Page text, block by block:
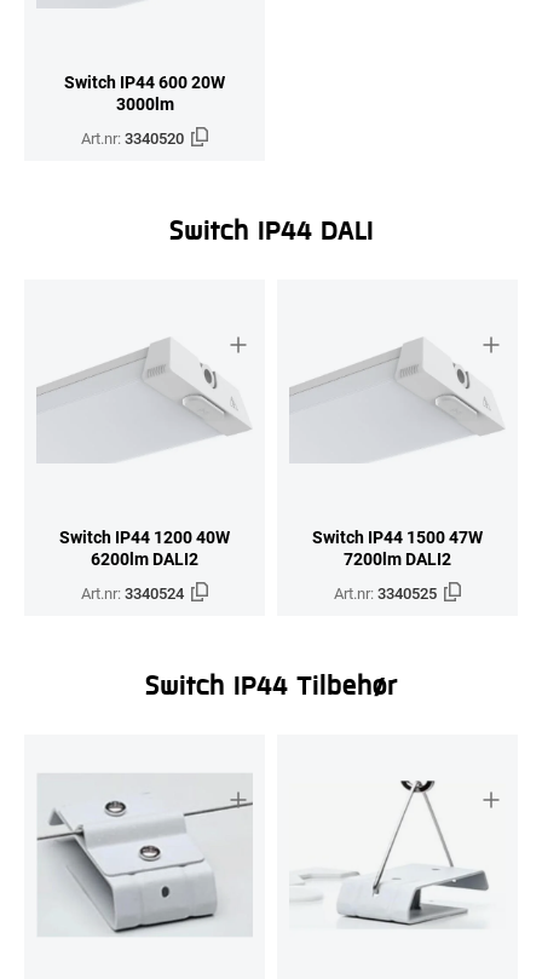
Switch IP44 600 20W
3000lm
Art.nr:3340520
Switch IP44 DALI
Switch IP44 1200 40W
6200lm DALI2
Art.nr:3340524
Switch IP44 1500 47W
7200lm DALI2
Art.nr:3340525
Switch IP44 Tilbehør